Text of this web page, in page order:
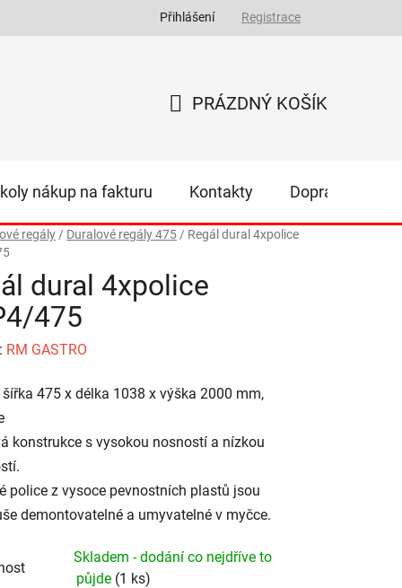
Přihlášení Registrace
PRÁZDNÝ KOŠÍK
nákup na fakturu Kontakty Doprava
regály / Duralové regály 475 / Regál dural 4xpolice
dural 4xpolice
475
RM GASTRO
475 x délka 1038 x výška 2000 mm,
konstrukce s vysokou nosností a nízkou
police z vysoce pevnostních plastů jsou
demontovatelné a umyvatelné v myčce.
Skladem - dodání co nejdříve to
půjde (1 ks)